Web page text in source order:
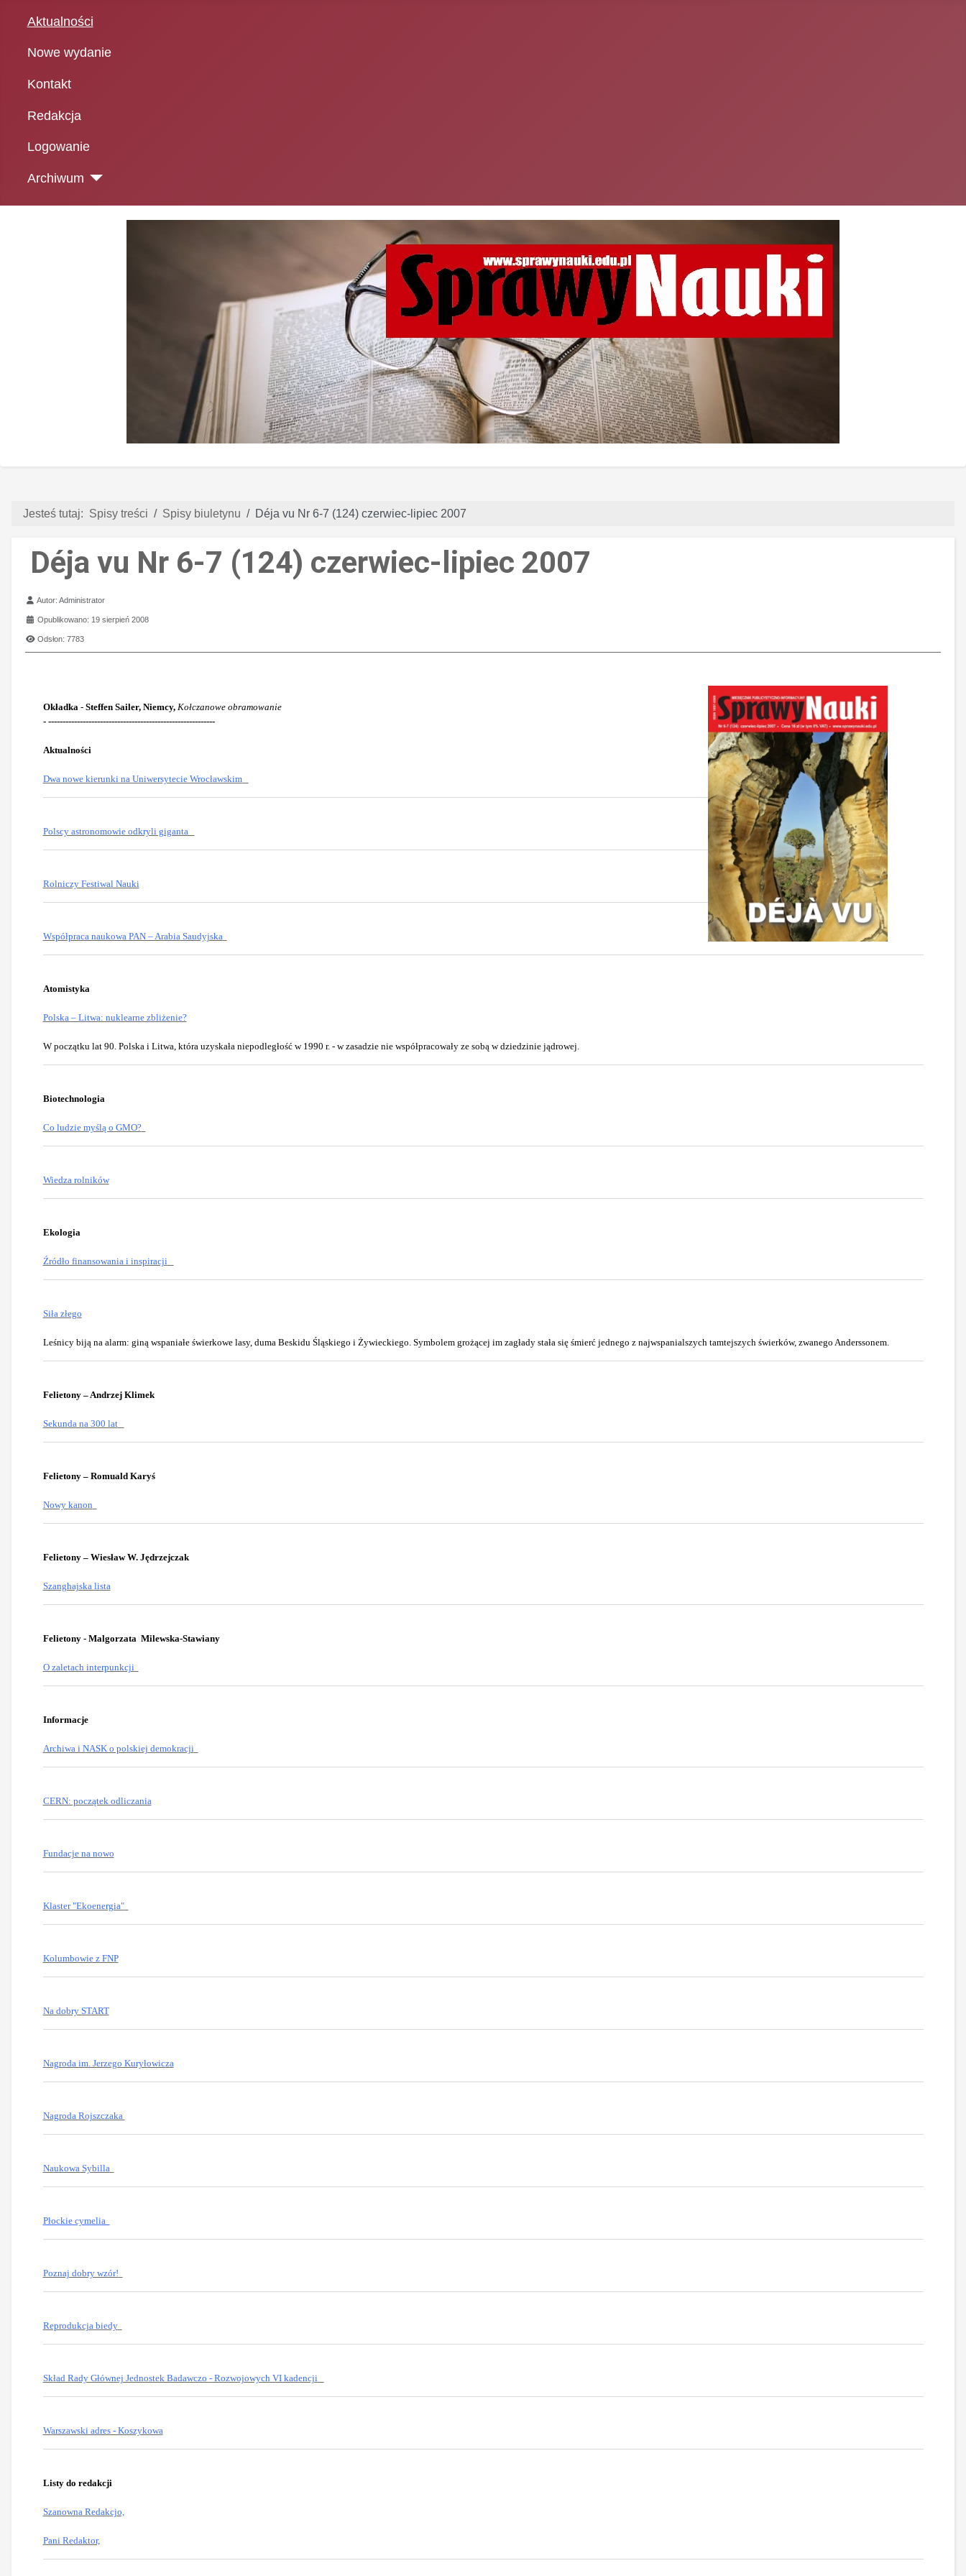
Aktualności
Nowe wydanie
Kontakt
Redakcja
Logowanie
Archiwum
Jesteś tutaj: Spisy treści Spisy biuletynu Déja vu Nr 6-7 (124) czerwiec-lipiec 2007
Déja vu Nr 6-7 (124) czerwiec-lipiec 2007
Szczegóły
Autor:Administrator
Opublikowano: 19 sierpień 2008
Odsłon: 7783
Okładka - Steffen Sailer, Niemcy, Kołczanowe obramowanie
- ----------------------------------------------------------
Aktualności
Dwa nowe kierunki na Uniwersytecie Wrocławskim
Polscy astronomowie odkryli giganta
Rolniczy Festiwal Nauki
Współpraca naukowa PAN – Arabia Saudyjska
Atomistyka
Polska – Litwa: nuklearne zbliżenie?
W początku lat 90. Polska i Litwa, która uzyskała niepodległość w 1990 r. - w zasadzie nie współpracowały ze sobą w dziedzinie jądrowej.
Biotechnologia
Co ludzie myślą o GMO?
Wiedza rolników
Ekologia
Źródło finansowania i inspiracji
Siła złego
Leśnicy biją na alarm: giną wspaniałe świerkowe lasy, duma Beskidu Śląskiego i Żywieckiego. Symbolem grożącej im zagłady stała się śmierć jednego z najwspanialszych tamtejszych świerków, zwanego Anderssonem.
Felietony – Andrzej Klimek
Sekunda na 300 lat
Felietony – Romuald Karyś
Nowy kanon
Felietony – Wiesław W. Jędrzejczak
Szanghajska lista
Felietony - Malgorzata Milewska-Stawiany
O zaletach interpunkcji
Informacje
Archiwa i NASK o polskiej demokracji
CERN: początek odliczania
Fundacje na nowo
Klaster "Ekoenergia"
Kolumbowie z FNP
Na dobry START
Nagroda im. Jerzego Kuryłowicza
Nagroda Rojszczaka
Naukowa Sybilla
Płockie cymelia
Poznaj dobry wzór!
Reprodukcja biedy
Skład Rady Głównej Jednostek Badawczo - Rozwojowych VI kadencji
Warszawski adres - Koszykowa
Listy do redakcji
Szanowna Redakcjo,
Pani Redaktor,